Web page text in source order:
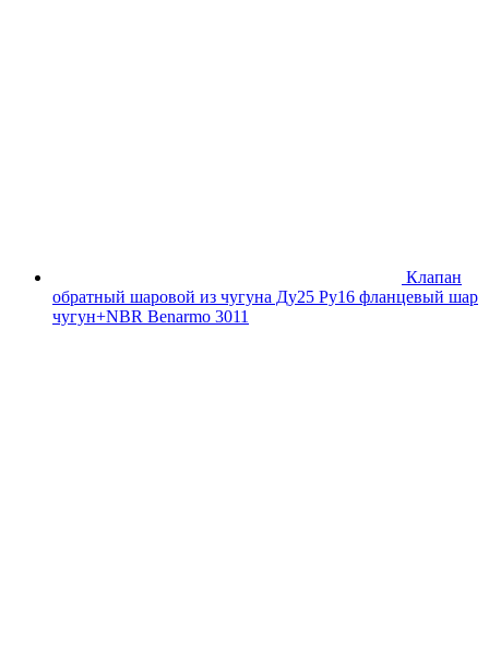
Клапан
обратный шаровой из чугуна Ду25 Ру16 фланцевый шар
чугун+NBR Benarmo 3011